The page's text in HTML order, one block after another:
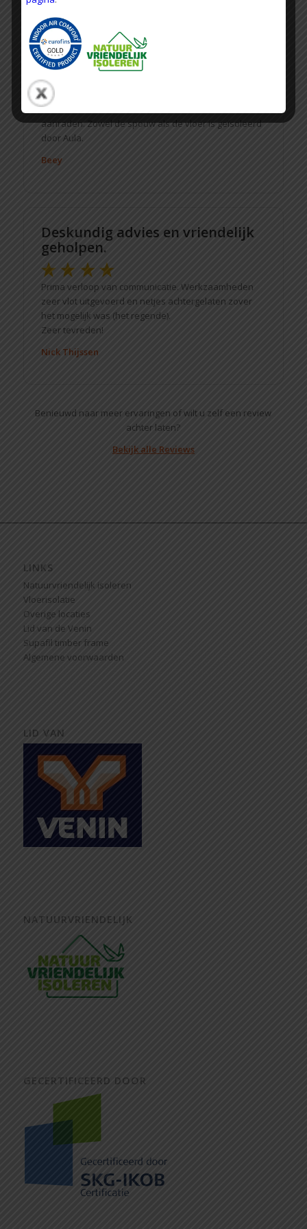
Zeer goed en dankbaar bedrijf.
Gekozen voor Aula Isolatie omdat ze aangesloten zijn
bij Venin. Wat veel bedrijven niet zijn. En dat ze met
kwalitatief goede producten werken. Ik ben kritische
door wie ik het werk laat verrichten dus ik kan ze echt
aanraden. Zowel de spouw als de vloer is geïsoleerd
door Aula.
Beey
Deskundig advies en vriendelijk
geholpen.
Prima verloop van communicatie. Werkzaamheden
zeer vlot uitgevoerd en netjes achtergelaten zover
het mogelijk was (het regende).
Zeer tevreden!
Nick Thijssen
Benieuwd naar meer ervaringen of wilt u zelf een review
achter laten?
Bekijk alle Reviews
LINKS
Natuurvriendelijk isoleren
Vloerisolatie
Overige locaties
Lid van de Venin
Supafil timber frame
Algemene voorwaarden
LID VAN
NATUURVRIENDELIJK
GECERTIFICEERD DOOR